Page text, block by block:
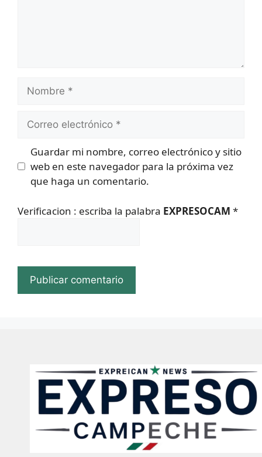
Nombre
Correo
Guardar mi nombre, correo electrónico y sitio
web en este navegador para la próxima vez
que haga un comentario.
Verificacion : escriba la palabra EXPRESOCAM *